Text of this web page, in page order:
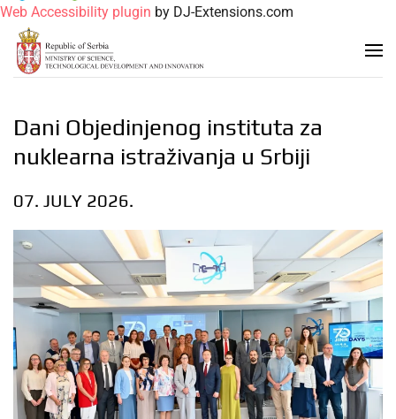
Web Accessibility plugin by DJ-Extensions.com
Dani Objedinjenog instituta za
nuklearna istraživanja u Srbiji
07. JULY 2026.